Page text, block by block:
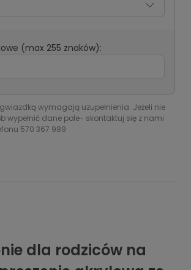
(max 255 znaków):
wymagają uzupełnienia. Jeżeli nie
wypełnić dane pole- skontaktuj się z nami
570 367 989
dla rodziców na